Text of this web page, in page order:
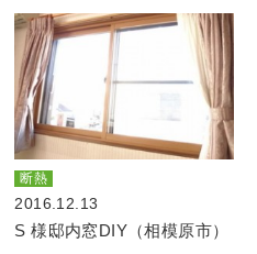
断熱
2016.12.13
S 様邸内窓DIY（相模原市）